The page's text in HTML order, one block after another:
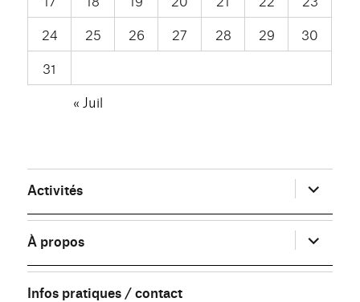
24
25 26 27 28 29
30
31
« Juil
Activités ouvrir
le
sous-
menu
À propos
ouvrir
le
sous-
menu
Infos pratiques / contact